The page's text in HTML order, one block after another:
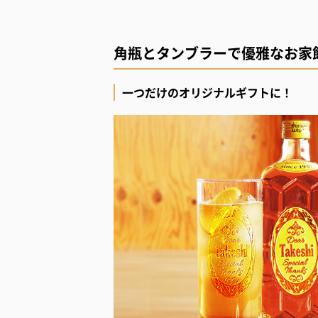
角瓶とタンブラーで優雅なお家
一つだけのオリジナルギフトに！